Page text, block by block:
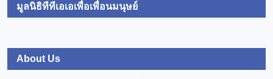
มูลนิธิทีทีเอเอเพื่อเพื่อนมนุษย์
About Us